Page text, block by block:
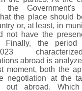
the Government's
the place should
or, at least, in
not have the
Finally, the period
2023
abroad is
moment, both the
negotiation at the
out abroad. Which